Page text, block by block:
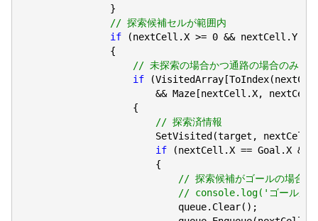
                }
// 探索候補セルが範囲内
if (nextCell.X >= 0 && nextCell.Y
                {
// 未探索の場合かつ通路の場合のみキ
if
&& Maze[nextCell.X,
                    {
// 探索済情報
SetVisited(target,
if (nextCell.X == Goal.X &&
                        {
// 探索候補がゴールの場合す
// console.log('ゴールが
                            queue.Clear();